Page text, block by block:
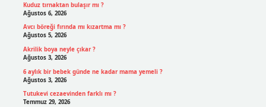
Kuduz tırnaktan bulaşır mı ?
Ağustos 6, 2026
Avcı böreği fırında mı kızartma mı ?
Ağustos 5, 2026
Akrilik boya neyle çıkar ?
Ağustos 3, 2026
6 aylık bir bebek günde ne kadar mama yemeli ?
Ağustos 3, 2026
Tutukevi cezaevinden farklı mı ?
Temmuz 29, 2026